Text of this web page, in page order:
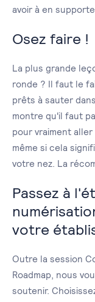
avoir à en
Osez faire !
La plus grande
ronde ? Il faut le
prêts à sauter
montre qu'il faut
pour vraiment
même si cela
votre nez. La
Passez à
votre
Outre la session
Roadmap, nous
soutenir.